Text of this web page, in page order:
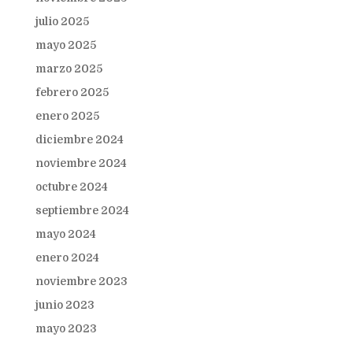
julio 2025
mayo 2025
marzo 2025
febrero 2025
enero 2025
diciembre 2024
noviembre 2024
octubre 2024
septiembre 2024
mayo 2024
enero 2024
noviembre 2023
junio 2023
mayo 2023